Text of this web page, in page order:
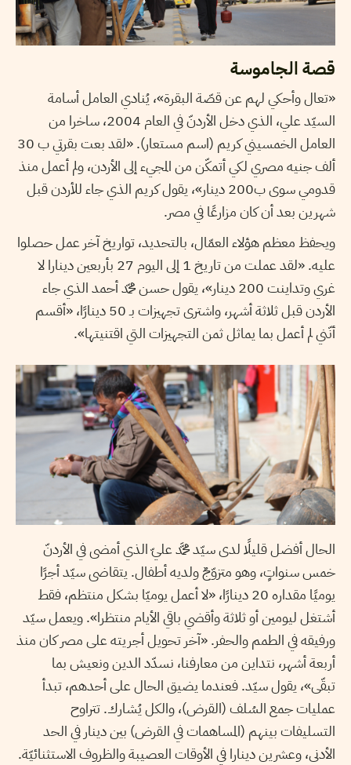
قصة الجاموسة
«تعال وأحكي لهم عن قصّة البقرة»، يُنادي العامل أسامة
السيّد علي، الذي دخل الأردنّ في العام 2004، ساخرا من
العامل الخمسيني كريم (اسم مستعار). «لقد بعت بقرتي ب 30
ألف جنيه مصري لكي أتمكّن من المجيء إلى الأردن، ولم أعمل منذ
قدومي سوى ب200 دينار»، يقول كريم الذي جاء للأردن قبل
شهرين بعد أن كان مزارعًا في مصر.
ويحفظ معظم هؤلاء العمّال، بالتحديد، تواريخ آخر عمل حصلوا
عليه. «لقد عملت من تاريخ 1 إلى اليوم 27 بأربعين دينارا لا
غري وتداينت 200 دينار»، يقول حسن محمّد أحمد الذي جاء
الأردن قبل ثلاثة أشهر، واشترى تجهيزات بـ 50 دينارًا، «أقسم
أنّني لم أعمل بما يماثل ثمن التجهيزات التي اقتنيتها».
الحال أفضل قليلًا لدى سيّد محمَّد عليّ الذي أمضى في الأردنّ
خمس سنواتٍ، وهو متزوّجٌ ولديه أطفال. يتقاضى سيّد أجرًا
يوميًا مقداره 20 دينارًا، «لا أعمل يوميّا بشكل منتظم، فقط
أشتغل ليومين أو ثلاثة وأقضي باقي الأيام منتظرا». ويعمل سيّد
ورفيقه في الطمم والحفر. «آخر تحويل أجريته على مصر كان منذ
أربعة أشهر، نتداين من معارفنا، نسدّد الدين ونعيش بما
تبقّى»، يقول سيّد. فعندما يضيق الحال على أحدهم، تبدأ
عمليات جمع السُلف (القرض)، والكل يُشارك. تتراوح
التسليفات بينهم (المساهمات في القرض) بين دينار في الحد
الأدنى، وعشرين دينارا في الأوقات العصيبة والظروف الاستثنائيّة.